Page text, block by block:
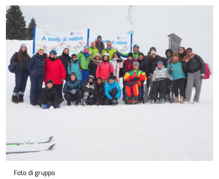
Ingrandisci
l'immagine
Foto di gruppo